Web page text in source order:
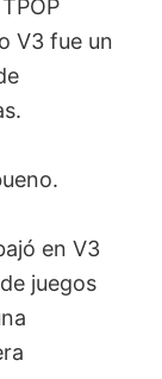
V3 fue un
en V3
juegos